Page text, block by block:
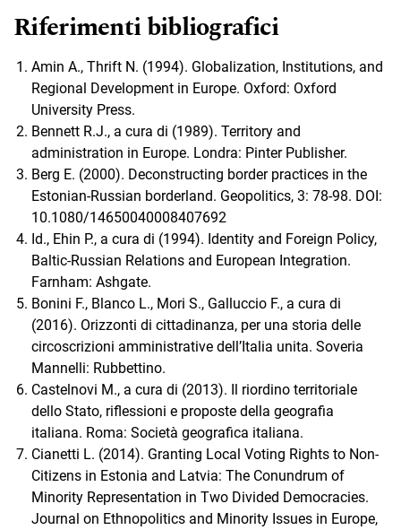
Riferimenti bibliografici
Amin A., Thrift N. (1994). Globalization, Institutions, and
Regional Development in Europe. Oxford: Oxford
University Press.
Bennett R.J., a cura di (1989). Territory and
administration in Europe. Londra: Pinter Publisher.
Berg E. (2000). Deconstructing border practices in the
Estonian-Russian borderland. Geopolitics, 3: 78-98. DOI:
10.1080/14650040008407692
Id., Ehin P., a cura di (1994). Identity and Foreign Policy,
Baltic-Russian Relations and European Integration.
Farnham: Ashgate.
Bonini F., Blanco L., Mori S., Galluccio F., a cura di
(2016). Orizzonti di cittadinanza, per una storia delle
circoscrizioni amministrative dell’Italia unita. Soveria
Mannelli: Rubbettino.
Castelnovi M., a cura di (2013). Il riordino territoriale
dello Stato, riflessioni e proposte della geografia
italiana. Roma: Società geografica italiana.
Cianetti L. (2014). Granting Local Voting Rights to Non-
Citizens in Estonia and Latvia: The Conundrum of
Minority Representation in Two Divided Democracies.
Journal on Ethnopolitics and Minority Issues in Europe,